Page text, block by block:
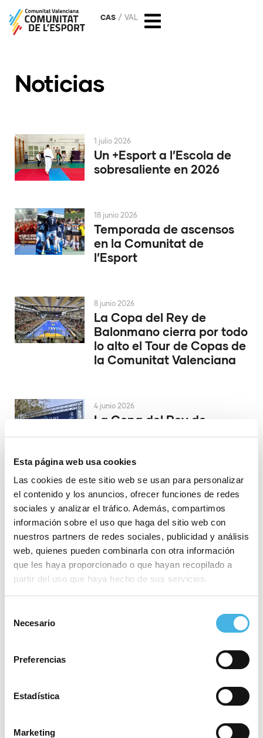
Esta página web usa cookies
Las cookies de este sitio web se usan para personalizar
el contenido y los anuncios, ofrecer funciones de redes
sociales y analizar el tráfico. Además, compartimos
información sobre el uso que haga del sitio web con
nuestros partners de redes sociales, publicidad y análisis
web, quienes pueden combinarla con otra información
que les haya proporcionado o que hayan recopilado a
partir del uso que haya hecho de sus servicios.
Necesario
Preferencias
Estadística
Marketing
CAS VAL
Noticias
Un +Esport a l’Escola de
sobresaliente en 2026
1 julio 2026
Temporada de ascensos
en la Comunitat de
l’Esport
18 junio 2026
La Copa del Rey de
Balonmano cierra por todo
lo alto el Tour de Copas de
la Comunitat Valenciana
8 junio 2026
La Copa del Rey de
Balonmano se decide en
4 junio 2026
El Valencia Club de
Hockey asciende a la
máxima catogoría
29 mayo 2026
El Valencia Club de
Hockey, a brindar el tercer
ascenso de la temporada
28 mayo 2026
obra el ascenso a Asobal